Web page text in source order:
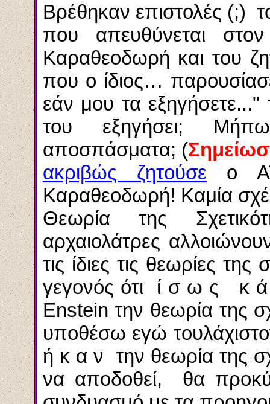
Βρέθηκαν επιστολές (;)
που απευθύνεται
Καραθεοδωρή και του
που ο ίδιος…
εάν μου τα
του εξηγήσει;
αποσπάσματα; (
ακριβώς ζητούσε ο
Καραθεοδωρή! Καμία
Θεωρία της
αρχαιολάτρες
τις ίδιες τις θεωρίες
γεγονός ότι ί σ ω ς κ
Enstein την θεωρία της
υποθέσω εγώ
ή κ α ν την θεωρία της
να αποδοθεί, θα